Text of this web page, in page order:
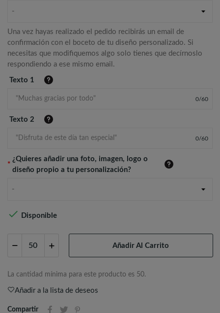
-
Una vez hayas realizado el pedido recibirás un email de
confirmación con el boceto de tu diseño personalizado. Si
necesitas que modifiquemos algo solo tienes que decírnoslo
respondiendo a ese mismo email.
Texto 1
0/60
Texto 2
0/60
*
¿Quieres añadir una foto, imagen, logo o
diseño propio a tu personalización?
-
 Disponible
Añadir Al Carrito
La cantidad mínima para este producto es 50.
Añadir a la lista de deseos
Compartir